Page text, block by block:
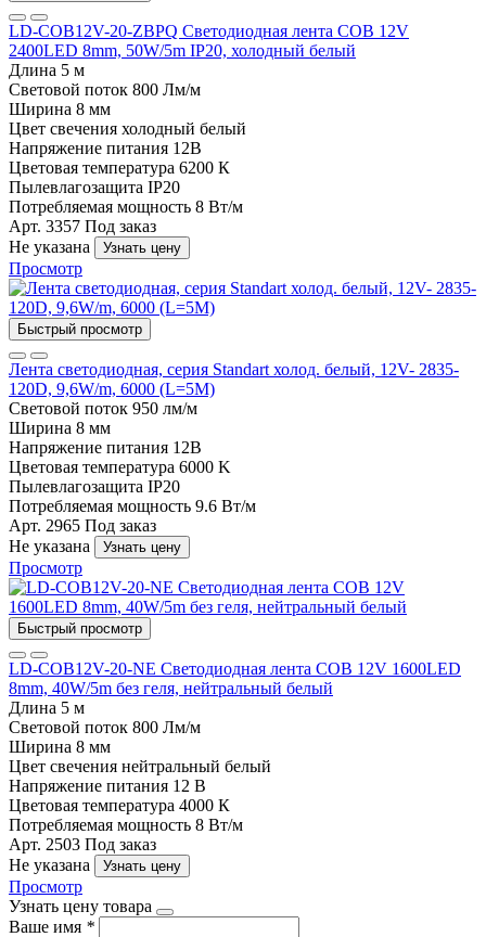
LD-COB12V-20-ZBPQ Светодиодная лента COB 12V
2400LED 8mm, 50W/5m IP20, холодный белый
Длина 5 м
Световой поток 800 Лм/м
Ширина 8 мм
Цвет свечения холодный белый
Напряжение питания 12В
Цветовая температура 6200 К
Пылевлагозащита IP20
Потребляемая мощность 8 Вт/м
Арт. 3357 Под заказ
Не указана
Узнать цену
Просмотр
Быстрый просмотр
Лента светодиодная, серия Standart холод. белый, 12V- 2835-
120D, 9,6W/m, 6000 (L=5М)
Световой поток 950 лм/м
Ширина 8 мм
Напряжение питания 12В
Цветовая температура 6000 K
Пылевлагозащита IP20
Потребляемая мощность 9.6 Вт/м
Арт. 2965 Под заказ
Не указана
Узнать цену
Просмотр
Быстрый просмотр
LD-COB12V-20-NE Светодиодная лента COB 12V 1600LED
8mm, 40W/5m без геля, нейтральный белый
Длина 5 м
Световой поток 800 Лм/м
Ширина 8 мм
Цвет свечения нейтральный белый
Напряжение питания 12 В
Цветовая температура 4000 К
Потребляемая мощность 8 Вт/м
Арт. 2503 Под заказ
Не указана
Узнать цену
Просмотр
Узнать цену товара
Ваше имя *